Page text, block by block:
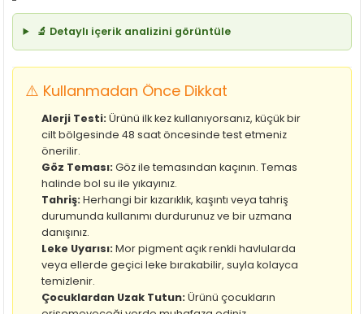
🔬 Detaylı içerik analizini görüntüle
⚠️ Kullanmadan Önce Dikkat
Alerji Testi: Ürünü ilk kez kullanıyorsanız, küçük bir
cilt bölgesinde 48 saat öncesinde test etmeniz
önerilir.
Göz Teması: Göz ile temasından kaçının. Temas
halinde bol su ile yıkayınız.
Tahriş: Herhangi bir kızarıklık, kaşıntı veya tahriş
durumunda kullanımı durdurunuz ve bir uzmana
danışınız.
Leke Uyarısı: Mor pigment açık renkli havlularda
veya ellerde geçici leke bırakabilir, suyla kolayca
temizlenir.
Çocuklardan Uzak Tutun: Ürünü çocukların